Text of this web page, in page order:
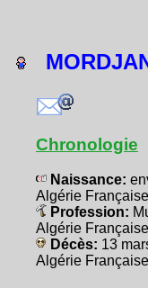
Chronologie
Naissance:
Algérie
Profession:
Algérie
Décès: 13
Algérie